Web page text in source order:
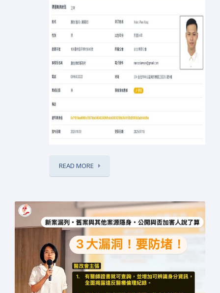
READ MORE